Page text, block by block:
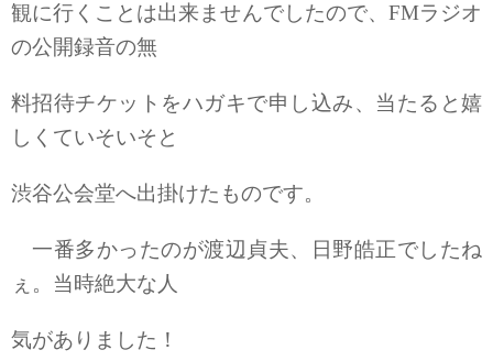
観に行くことは出来ませんでしたので、FMラジオ
の公開録音の無
料招待チケットをハガキで申し込み、当たると嬉
しくていそいそと
渋谷公会堂へ出掛けたものです。
一番多かったのが渡辺貞夫、日野皓正でしたね
ぇ。当時絶大な人
気がありました！